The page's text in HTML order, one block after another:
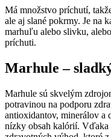
Má množstvo príchutí,
ale aj slané pokrmy. Je na
marhuľu alebo slivku,
príchuti.
Marhule –
Marhule sú skvelým
potravinou na podporu
antioxidantov, minerálov a
nízky obsah kalórií. Vďaka